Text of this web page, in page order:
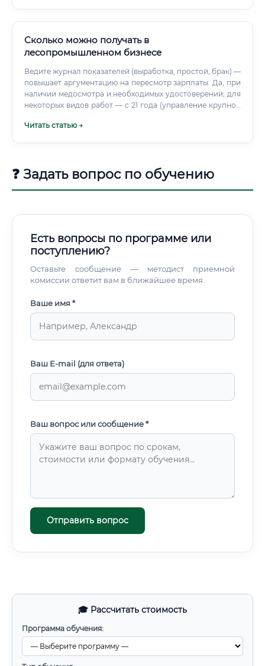
🎓 Рассчитать стоимость
Программа обучения:
Сколько можно получать в
лесопромышленном бизнесе
Ведите журнал показателей (выработка, простой, брак) —
повышает аргументацию на пересмотр зарплаты. Да, при
наличии медосмотра и необходимых удостоверений; для
некоторых видов работ — с 21 года (управление крупной
самостоятельной вахты.
Читать статью →
❓ Задать вопрос по обучению
Есть вопросы по программе или
поступлению?
Оставьте сообщение — методист приемной
комиссии ответит вам в ближайшее время.
Ваше имя *
Ваш E-mail (для ответа)
Ваш вопрос или сообщение *
Отправить вопрос